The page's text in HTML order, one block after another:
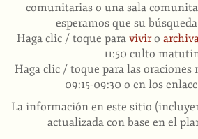
comunitarias o una sala
esperamos que su
Haga clic / toque para viviro
11:50 culto
Haga clic / toque para las
09:15-09:30 o en los
La información en este sitio
actualizada con base en el